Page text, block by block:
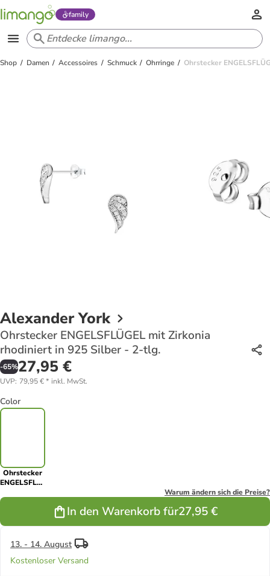
family
Shop Damen Accessoires Schmuck Ohrringe Ohrstecker
Alexander York
Ohrstecker ENGELSFLÜGEL mit Zirkonia
rhodiniert in 925 Silber - 2-tlg.
-65%27,95 €
UVP: 79,95 €* inkl. MwSt.
Color
Ohrstecker
ENGELSFLÜGEL
Warum ändern sich die Preise?
In den Warenkorb für27,95 €
13. - 14. August
Kostenloser Versand